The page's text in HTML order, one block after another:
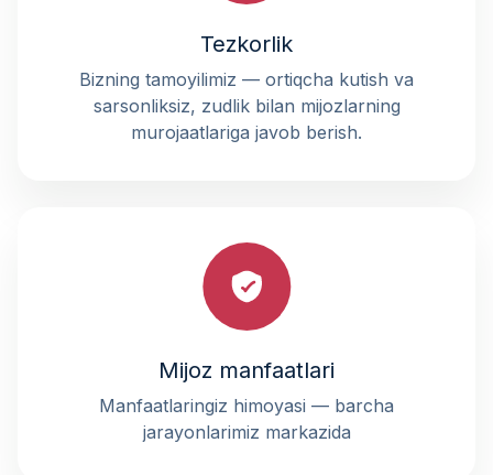
Tezkorlik
Bizning tamoyilimiz — ortiqcha kutish va
sarsonliksiz, zudlik bilan mijozlarning
murojaatlariga javob berish.
Mijoz manfaatlari
Manfaatlaringiz himoyasi — barcha
jarayonlarimiz markazida